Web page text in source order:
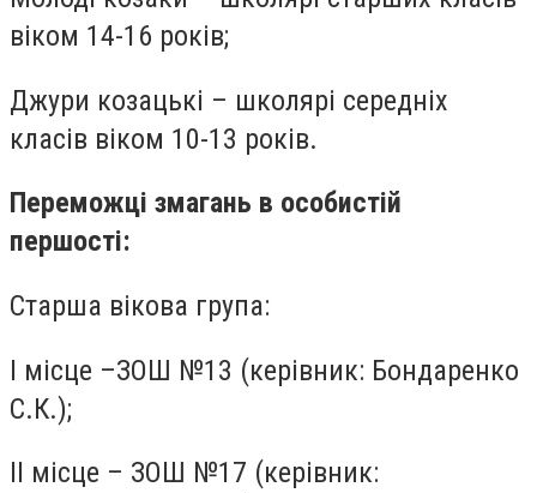
віком 14-16 років;
Джури козацькі – школярі середніх
класів віком 10-13 років.
Переможці змагань в особистій
першості:
Старша вікова група:
I місце –ЗОШ №13 (керівник: Бондаренко
С.К.);
II місце – ЗОШ №17 (керівник: